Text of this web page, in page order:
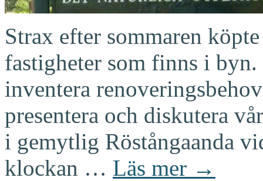
Strax efter sommaren
fastigheter som finns i byn.
inventera
presentera och diskutera
i gemytlig Röstångaanda
klockan … Läs mer →